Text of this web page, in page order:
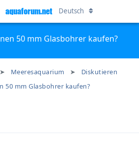
50 mm Glasbohrer kaufen?
Meeresaquarium
Diskutieren
50 mm Glasbohrer kaufen?
aquaforum.net Deutsch